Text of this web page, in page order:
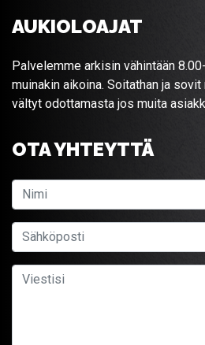
AUKIOLOAJAT
Palvelemme arkisin vähintään
muinakin aikoina. Soitathan ja sovit
vältyt odottamasta jos muita
OTA YHTEYTTÄ